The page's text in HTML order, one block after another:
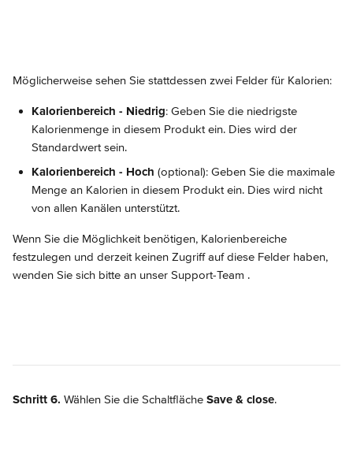
Möglicherweise sehen Sie stattdessen zwei Felder für Kalorien:
Kalorienbereich - Niedrig: Geben Sie die niedrigste
Kalorienmenge in diesem Produkt ein. Dies wird der
Standardwert sein.
Kalorienbereich - Hoch (optional): Geben Sie die maximale
Menge an Kalorien in diesem Produkt ein. Dies wird nicht
von allen Kanälen unterstützt.
Wenn Sie die Möglichkeit benötigen, Kalorienbereiche
festzulegen und derzeit keinen Zugriff auf diese Felder haben,
wenden Sie sich bitte an unser Support-Team .
Schritt 6. Wählen Sie die Schaltfläche Save & close.